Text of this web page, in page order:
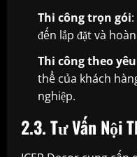
Thi công trọn gói
đến lắp đặt và
Thi công theo
thể của khách
nghiệp.
2.3. Tư Vấn Nội